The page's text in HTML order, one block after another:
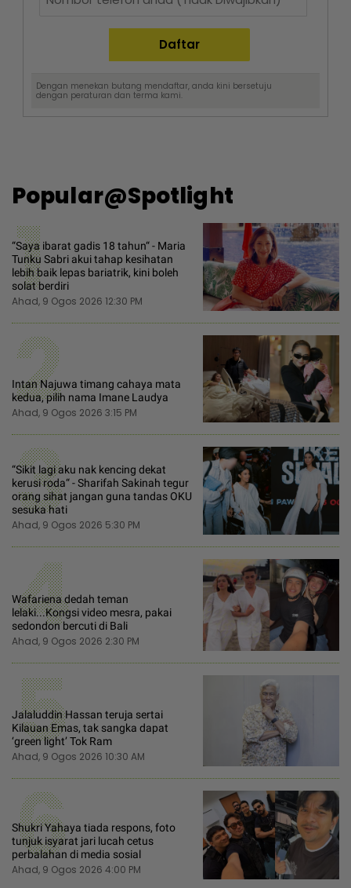
Dengan menekan butang mendaftar, anda kini bersetuju
dengan peraturan dan terma kami.
Popular@Spotlight
1
“Saya ibarat gadis 18 tahun“ - Maria
Tunku Sabri akui tahap kesihatan
lebih baik lepas bariatrik, kini boleh
solat berdiri
Ahad, 9 Ogos 2026 12:30 PM
2
Intan Najuwa timang cahaya mata
kedua, pilih nama Imane Laudya
Ahad, 9 Ogos 2026 3:15 PM
3
“Sikit lagi aku nak kencing dekat
kerusi roda“ - Sharifah Sakinah tegur
orang sihat jangan guna tandas OKU
sesuka hati
Ahad, 9 Ogos 2026 5:30 PM
4
Wafariena dedah teman
lelaki...Kongsi video mesra, pakai
sedondon bercuti di Bali
Ahad, 9 Ogos 2026 2:30 PM
5
Jalaluddin Hassan teruja sertai
Kilauan Emas, tak sangka dapat
‘green light’ Tok Ram
Ahad, 9 Ogos 2026 10:30 AM
6
Shukri Yahaya tiada respons, foto
tunjuk isyarat jari lucah cetus
perbalahan di media sosial
Ahad, 9 Ogos 2026 4:00 PM